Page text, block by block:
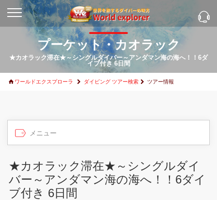
プーケット・カオラック
★カオラック滞在★～シングルダイバー～アンダマン海の海へ！！6ダ
イブ付き 6日間
ワールドエクスプローラ ダイビング ツアー検索 ツアー情報
★カオラック滞在★～シングルダイ
バー～アンダマン海の海へ！！6ダイ
ブ付き 6日間